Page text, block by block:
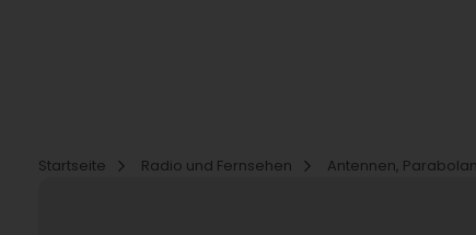
Startseite
Radio und Fernsehen Antennen,